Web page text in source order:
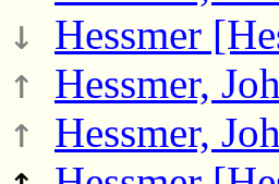
↓ Hessmer
↑ Hessmer,
↑ Hessmer,